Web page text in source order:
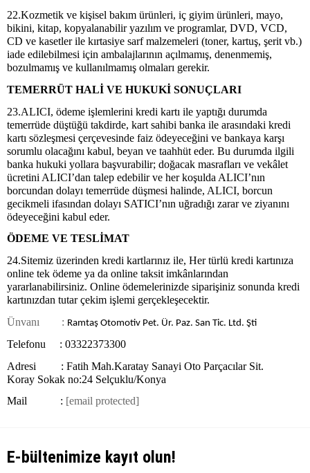
22.Kozmetik ve kişisel bakım ürünleri, iç giyim ürünleri, mayo,
bikini, kitap, kopyalanabilir yazılım ve programlar, DVD, VCD,
CD ve kasetler ile kırtasiye sarf malzemeleri (toner, kartuş, şerit vb.)
iade edilebilmesi için ambalajlarının açılmamış, denenmemiş,
bozulmamış ve kullanılmamış olmaları gerekir.
TEMERRÜT HALİ VE HUKUKİ SONUÇLARI
23.ALICI, ödeme işlemlerini kredi kartı ile yaptığı durumda
temerrüde düştüğü takdirde, kart sahibi banka ile arasındaki kredi
kartı sözleşmesi çerçevesinde faiz ödeyeceğini ve bankaya karşı
sorumlu olacağını kabul, beyan ve taahhüt eder. Bu durumda ilgili
banka hukuki yollara başvurabilir; doğacak masrafları ve vekâlet
ücretini ALICI’dan talep edebilir ve her koşulda ALICI’nın
borcundan dolayı temerrüde düşmesi halinde, ALICI, borcun
gecikmeli ifasından dolayı SATICI’nın uğradığı zarar ve ziyanını
ödeyeceğini kabul eder.
ÖDEME VE TESLİMAT
24.Sitemiz üzerinden kredi kartlarınız ile, Her türlü kredi kartınıza
online tek ödeme ya da online taksit imkânlarından
yararlanabilirsiniz. Online ödemelerinizde siparişiniz sonunda kredi
kartınızdan tutar çekim işlemi gerçekleşecektir.
Ünvanı : Ramtaş Otomotiv Pet. Ür. Paz. San Tic. Ltd. Şti
Telefonu : 03322373300
Adresi : Fatih Mah.Karatay Sanayi Oto Parçacılar Sit.
Koray Sokak no:24 Selçuklu/Konya
Mail : [email protected]
E-bültenimize kayıt olun!